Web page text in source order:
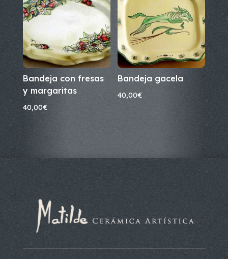
Bandeja con fresas
y margaritas
40,00€
Bandeja gacela
40,00€